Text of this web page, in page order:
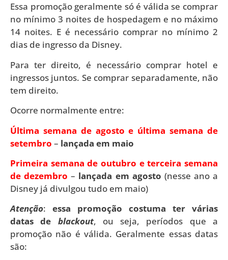
Essa promoção geralmente só é válida se comprar
no mínimo 3 noites de hospedagem e no máximo
14 noites. E é necessário comprar no mínimo 2
dias de ingresso da Disney.
Para ter direito, é necessário comprar hotel e
ingressos juntos. Se comprar separadamente, não
tem direito.
Ocorre normalmente entre:
Última semana de agosto e última semana de
setembro – lançada em maio
Primeira semana de outubro e terceira semana
de dezembro – lançada em agosto (nesse ano a
Disney já divulgou tudo em maio)
Atenção: essa promoção costuma ter várias
datas de blackout, ou seja, períodos que a
promoção não é válida. Geralmente essas datas
são: